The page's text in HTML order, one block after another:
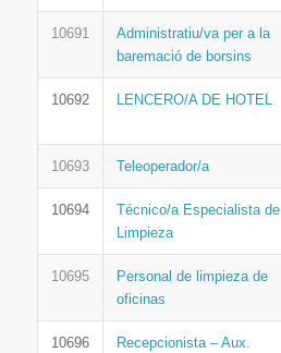
10691
Administratiu/va per a la
baremació de borsins
10692 LENCERO/A DE HOTEL
10693 Teleoperador/a
10694
Técnico/a Especialista de
Limpieza
10695
Personal de limpieza de
oficinas
10696
Recepcionista – Aux.